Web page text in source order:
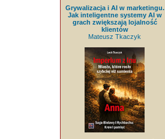
Grywalizacja i AI w marketingu.
Jak inteligentne systemy AI w
grach zwiększają lojalność
klientów
Mateusz Tkaczyk